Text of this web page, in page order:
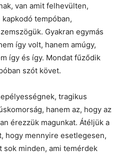
van amit felhevülten,
tempóban,
Gyakran egymás
így volt, hanem amúgy,
így és így. Mondat fűződik
szót követ.
tragikus
hanem az, hogy az
érezzük magunkat. Átéljük a
hogy mennyire esetlegesen,
minden, ami temérdek